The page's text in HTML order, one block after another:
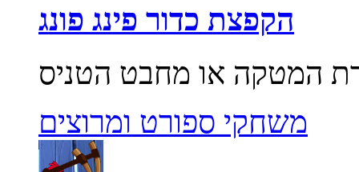
הקפצת כדור פינג פונג
משחקי ספורט ומרוצים